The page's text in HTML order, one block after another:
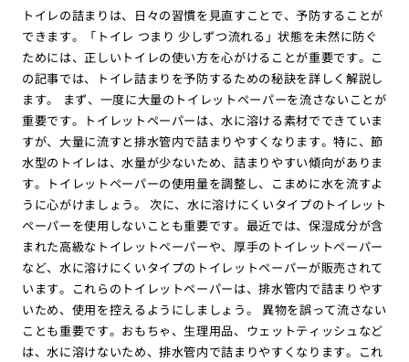
トイレの詰まりは、日々の習慣を見直すことで、予防することが
できます。「トイレ つまり 少しずつ流れる」状態を未然に防ぐ
ためには、正しいトイレの使い方を心がけることが重要です。こ
の記事では、トイレ詰まりを予防するための秘訣を詳しく解説し
ます。 まず、一度に大量のトイレットペーパーを流さないことが
重要です。トイレットペーパーは、水に溶ける素材でできていま
すが、大量に流すと排水管内で詰まりやすくなります。特に、節
水型のトイレは、水量が少ないため、詰まりやすい傾向がありま
す。トイレットペーパーの使用量を調整し、こまめに水を流すよ
うに心がけましょう。 次に、水に溶けにくいタイプのトイレット
ペーパーを使用しないことも重要です。最近では、保湿成分が含
まれた高級なトイレットペーパーや、厚手のトイレットペーパー
など、水に溶けにくいタイプのトイレットペーパーが販売されて
います。これらのトイレットペーパーは、排水管内で詰まりやす
いため、使用を控えるようにしましょう。 異物を誤って流さない
ことも重要です。おもちゃ、生理用品、ウェットティッシュなど
は、水に溶けないため、排水管内で詰まりやすくなります。これ